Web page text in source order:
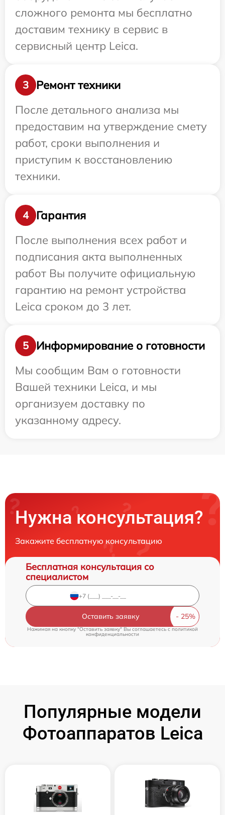
сложного ремонта мы бесплатно
доставим технику в сервис в
сервисный центр Leica.
3
Ремонт техники
После детального анализа мы
предоставим на утверждение смету
работ, сроки выполнения и
приступим к восстановлению
техники.
4
Гарантия
После выполнения всех работ и
подписания акта выполненных
работ Вы получите официальную
гарантию на ремонт устройства
Leica сроком до 3 лет.
5
Информирование о готовности
Мы сообщим Вам о готовности
Вашей техники Leica, и мы
организуем доставку по
указанному адресу.
Нужна консультация?
Закажите бесплатную консультацию
Бесплатная консультация со
специалистом
Оставить заявку
Нажимая на кнопку "Оставить заявку" Вы соглашаетесь c политикой
конфиденциальности
Популярные модели
Фотоаппаратов Leica